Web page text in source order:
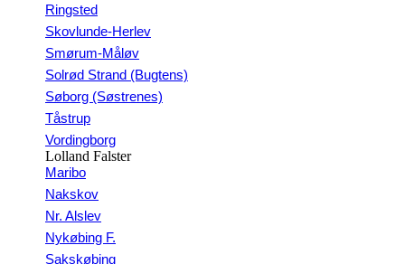
Ringsted
Skovlunde-Herlev
Smørum-Måløv
Solrød Strand (Bugtens)
Søborg (Søstrenes)
Tåstrup
Vordingborg
Lolland Falster
Maribo
Nakskov
Nr. Alslev
Nykøbing F.
Sakskøbing